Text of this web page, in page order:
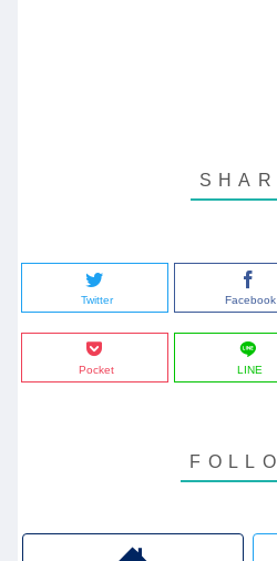
Twitter Facebook
Pocket LINE